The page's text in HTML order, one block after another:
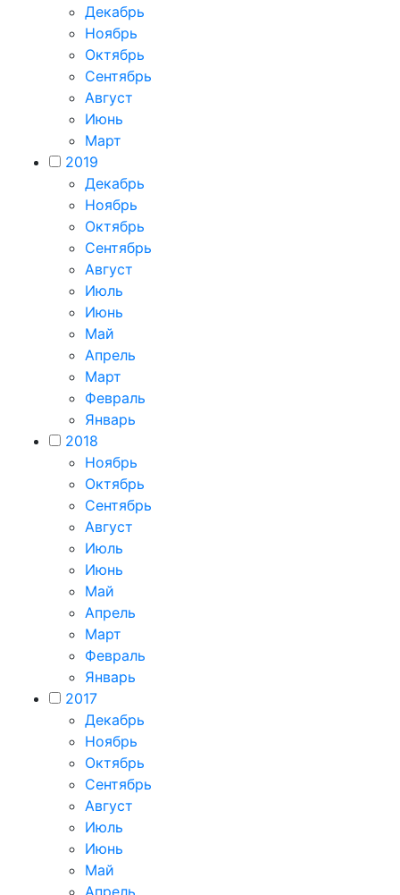
Декабрь
Ноябрь
Октябрь
Сентябрь
Август
Июнь
Март
2019
Декабрь
Ноябрь
Октябрь
Сентябрь
Август
Июль
Июнь
Май
Апрель
Март
Февраль
Январь
2018
Ноябрь
Октябрь
Сентябрь
Август
Июль
Июнь
Май
Апрель
Март
Февраль
Январь
2017
Декабрь
Ноябрь
Октябрь
Сентябрь
Август
Июль
Июнь
Май
Апрель